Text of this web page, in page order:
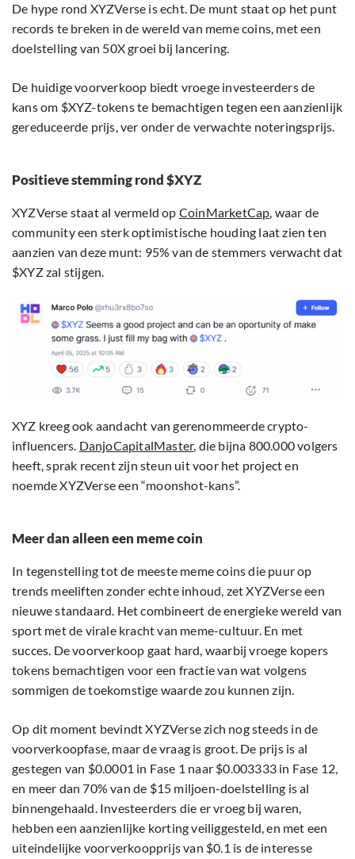
De hype rond XYZVerse is echt. De munt staat op het punt
records te breken in de wereld van meme coins, met een
doelstelling van 50X groei bij lancering.
De huidige voorverkoop biedt vroege investeerders de
kans om $XYZ-tokens te bemachtigen tegen een aanzienlijk
gereduceerde prijs, ver onder de verwachte noteringsprijs.
Positieve stemming rond $XYZ
XYZVerse staat al vermeld op CoinMarketCap, waar de
community een sterk optimistische houding laat zien ten
aanzien van deze munt: 95% van de stemmers verwacht dat
$XYZ zal stijgen.
XYZ kreeg ook aandacht van gerenommeerde crypto-
influencers. DanjoCapitalMaster, die bijna 800.000 volgers
heeft, sprak recent zijn steun uit voor het project en
noemde XYZVerse een “moonshot-kans”.
Meer dan alleen een meme coin
In tegenstelling tot de meeste meme coins die puur op
trends meeliften zonder echte inhoud, zet XYZVerse een
nieuwe standaard. Het combineert de energieke wereld van
sport met de virale kracht van meme-cultuur. En met
succes. De voorverkoop gaat hard, waarbij vroege kopers
tokens bemachtigen voor een fractie van wat volgens
sommigen de toekomstige waarde zou kunnen zijn.
Op dit moment bevindt XYZVerse zich nog steeds in de
voorverkoopfase, maar de vraag is groot. De prijs is al
gestegen van $0.0001 in Fase 1 naar $0.003333 in Fase 12,
en meer dan 70% van de $15 miljoen-doelstelling is al
binnengehaald. Investeerders die er vroeg bij waren,
hebben een aanzienlijke korting veiliggesteld, en met een
uiteindelijke voorverkoopprijs van $0.1 is de interesse